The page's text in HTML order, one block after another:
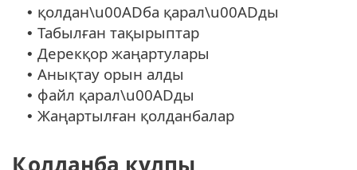
• қолдан\u00ADба қарал\u00ADды
• Табылған тақырыптар
• Дерекқор жаңартулары
• Анықтау орын алды
• файл қарал\u00ADды
• Жаңартылған қолданбалар